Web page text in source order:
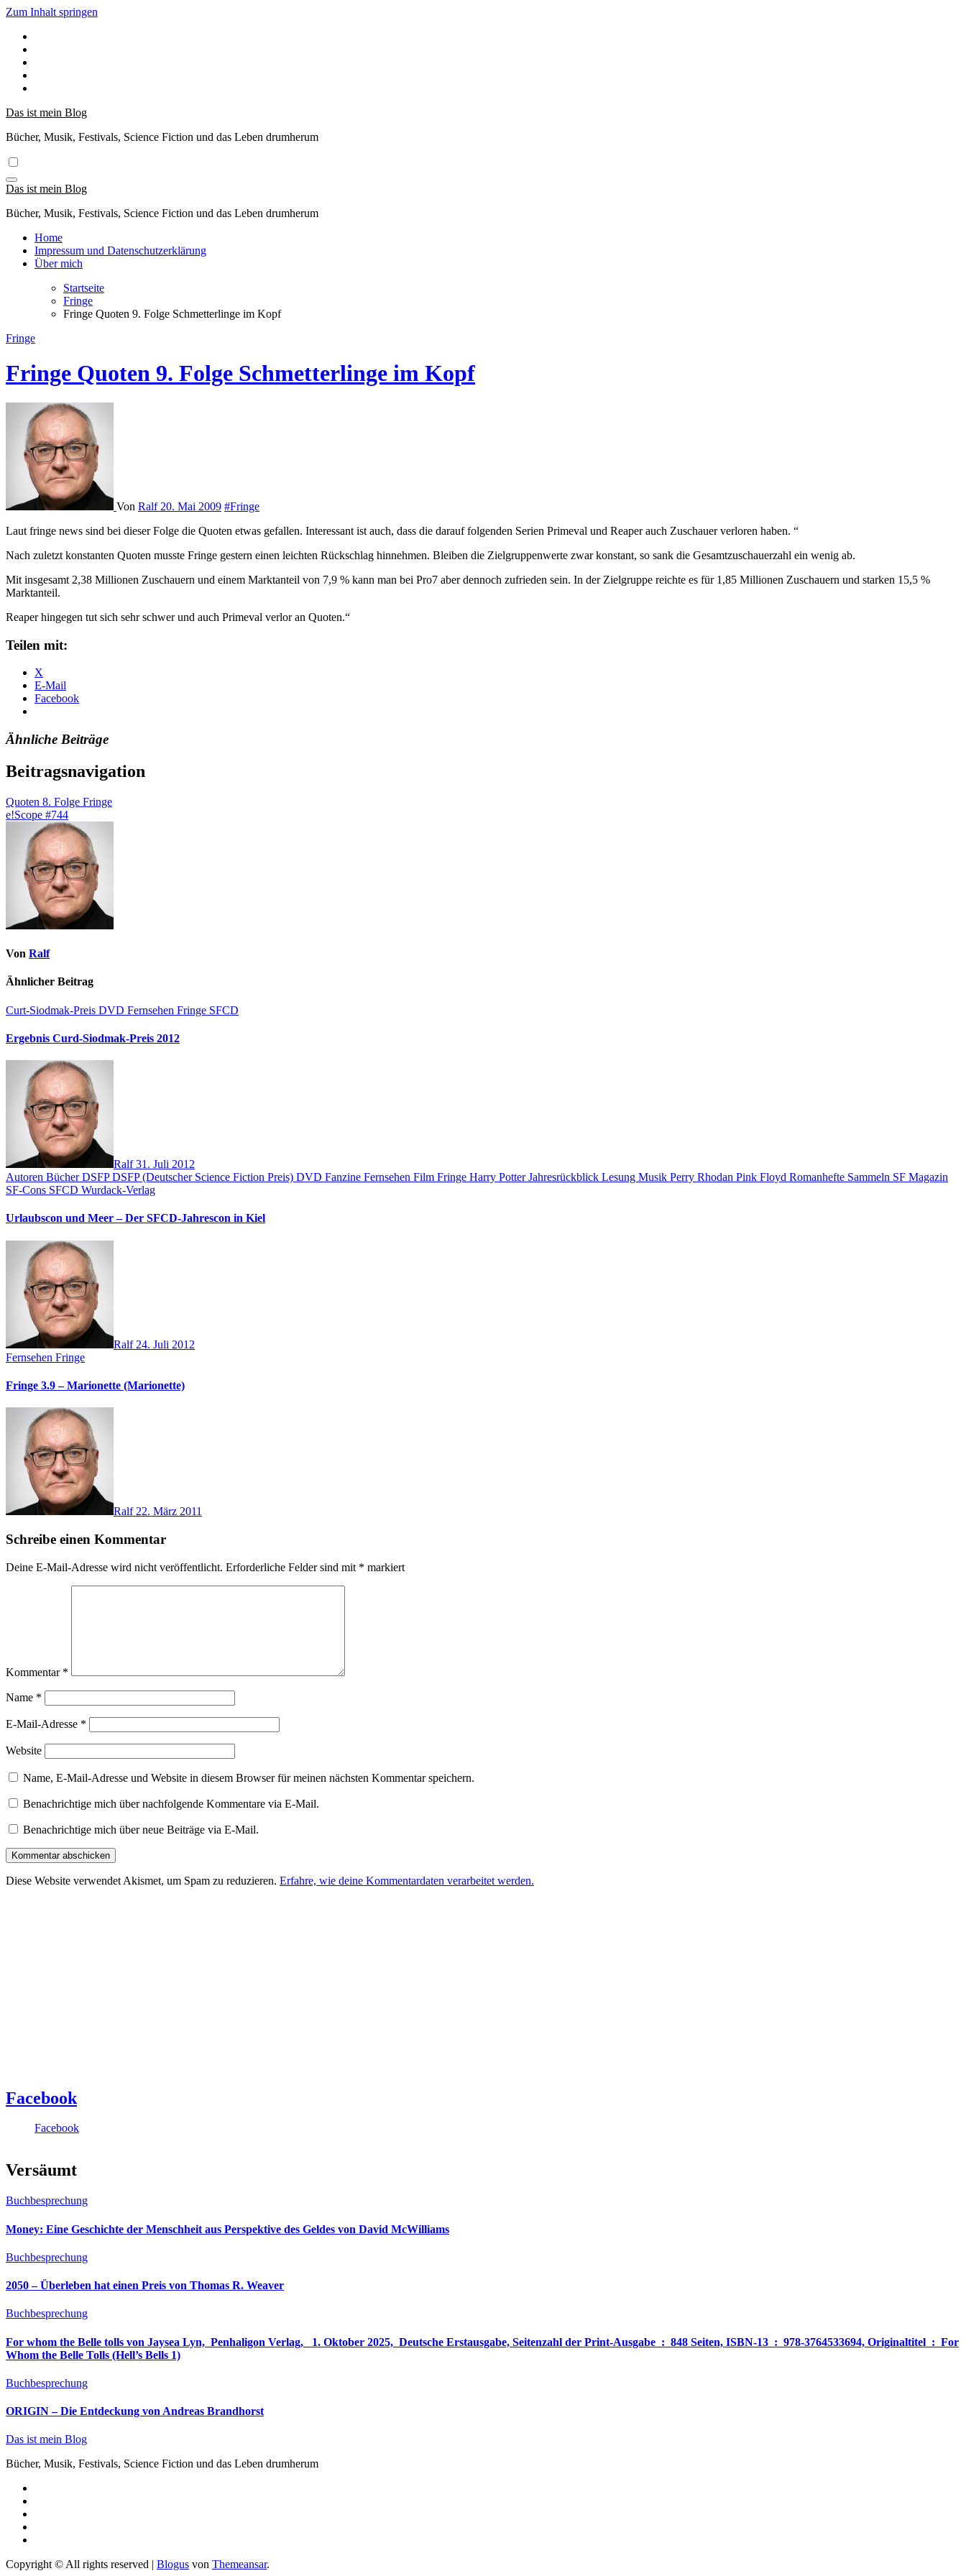
Zum Inhalt springen
Das ist mein Blog
Bücher, Musik, Festivals, Science Fiction und das Leben drumherum
Das ist mein Blog
Bücher, Musik, Festivals, Science Fiction und das Leben drumherum
Home
Impressum und Datenschutzerklärung
Über mich
Startseite
Fringe
Fringe Quoten 9. Folge Schmetterlinge im Kopf
Fringe
Fringe Quoten 9. Folge Schmetterlinge im Kopf
Von Ralf 20. Mai 2009 #Fringe
Laut fringe news sind bei dieser Folge die Quoten etwas gefallen. Interessant ist auch, dass die darauf folgenden Serien Primeval und Reaper auch Zuschauer verloren haben. “
Nach zuletzt konstanten Quoten musste Fringe gestern einen leichten Rückschlag hinnehmen. Bleiben die Zielgruppenwerte zwar konstant, so sank die Gesamtzuschauerzahl ein wenig ab.
Mit insgesamt 2,38 Millionen Zuschauern und einem Marktanteil von 7,9 % kann man bei Pro7 aber dennoch zufrieden sein. In der Zielgruppe reichte es für 1,85 Millionen Zuschauern und starken 15,5 %
Marktanteil.
Reaper hingegen tut sich sehr schwer und auch Primeval verlor an Quoten.“
Teilen mit:
X
E-Mail
Facebook
Ähnliche Beiträge
Beitragsnavigation
Quoten 8. Folge Fringe
e!Scope #744
Von Ralf
Ähnlicher Beitrag
Curt-Siodmak-Preis DVD Fernsehen Fringe SFCD
Ergebnis Curd-Siodmak-Preis 2012
Ralf31. Juli 2012
Autoren BücherDSFPDSFP (Deutscher Science Fiction Preis) DVD Fanzine Fernsehen Film Fringe Harry PotterJahresrückblick Lesung Musik Perry Rhodan Pink Floyd Romanhefte Sammeln SF Magazin
SF-Cons SFCD Wurdack-Verlag
Urlaubscon und Meer – Der SFCD-Jahrescon in Kiel
Ralf 24. Juli 2012
Fernsehen Fringe
Fringe 3.9 – Marionette (Marionette)
Ralf 22. März 2011
Schreibe einen Kommentar
Deine E-Mail-Adresse wird nicht veröffentlicht. Erforderliche Felder sind mit * markiert
Kommentar *
Name *
E-Mail-Adresse *
Website
Name, E-Mail-Adresse und Website in diesem Browser für meinen nächsten Kommentar speichern.
Benachrichtige mich über nachfolgende Kommentare via E-Mail.
Benachrichtige mich über neue Beiträge via E-Mail.
Diese Website verwendet Akismet, um Spam zu reduzieren. Erfahre, wie deine Kommentardaten verarbeitet werden.
Facebook
Facebook
Versäumt
Buchbesprechung
Money: Eine Geschichte der Menschheit aus Perspektive des Geldes von David McWilliams
Buchbesprechung
2050 – Überleben hat einen Preis von Thomas R. Weaver
Buchbesprechung
For whom the Belle tolls von Jaysea Lyn, ‎ Penhaligon Verlag, ‎ 1. Oktober 2025, ‎ Deutsche Erstausgabe, Seitenzahl der Print-Ausgabe ‏ : ‎ 848 Seiten, ISBN-13 ‏ : ‎ 978-3764533694, Originaltitel ‏ : ‎ For
Whom the Belle Tolls (Hell’s Bells 1)
Buchbesprechung
ORIGIN – Die Entdeckung von Andreas Brandhorst
Das ist mein Blog
Bücher, Musik, Festivals, Science Fiction und das Leben drumherum
Copyright © All rights reserved | Blogus von Themeansar.